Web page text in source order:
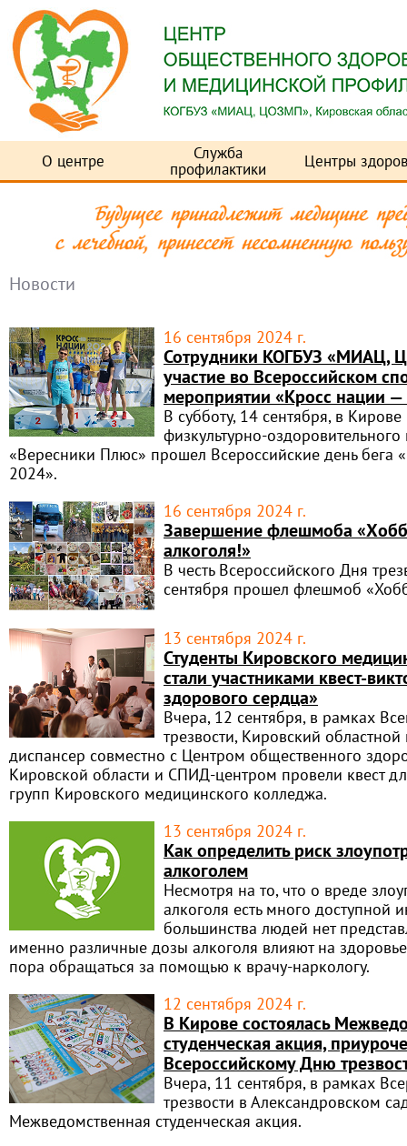
О центре
Служба
профилактики
Центры
Новости
16 сентября 2024 г.
Сотрудники КОГБУЗ «МИАЦ,
участие во Всероссийском
мероприятии «Кросс нации —
В субботу, 14 сентября, в
физкультурно-
«Вересники Плюс» прошел Всероссийские день бега
2024».
16 сентября 2024 г.
Завершение флешмоба
алкоголя!»
В честь Всероссийского Дня
сентября прошел флешмоб
13 сентября 2024 г.
Студенты Кировского
стали участниками квест-
здорового сердца»
Вчера, 12 сентября, в рамках
трезвости, Кировский
диспансер совместно с Центром общественного
Кировской области и СПИД-центром провели квест
групп Кировского медицинского колледжа.
13 сентября 2024 г.
Как определить риск
алкоголем
Несмотря на то, что о вреде
алкоголя есть много доступной
большинства людей нет
именно различные дозы алкоголя влияют на
пора обращаться за помощью к врачу-наркологу.
12 сентября 2024 г.
В Кирове состоялась
студенческая акция,
Всероссийскому Дню
Вчера, 11 сентября, в рамках
трезвости в Александровском
Межведомственная студенческая акция.